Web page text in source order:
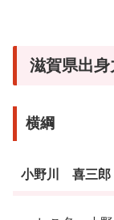
滋賀県出身
横綱
小野川 喜三郎